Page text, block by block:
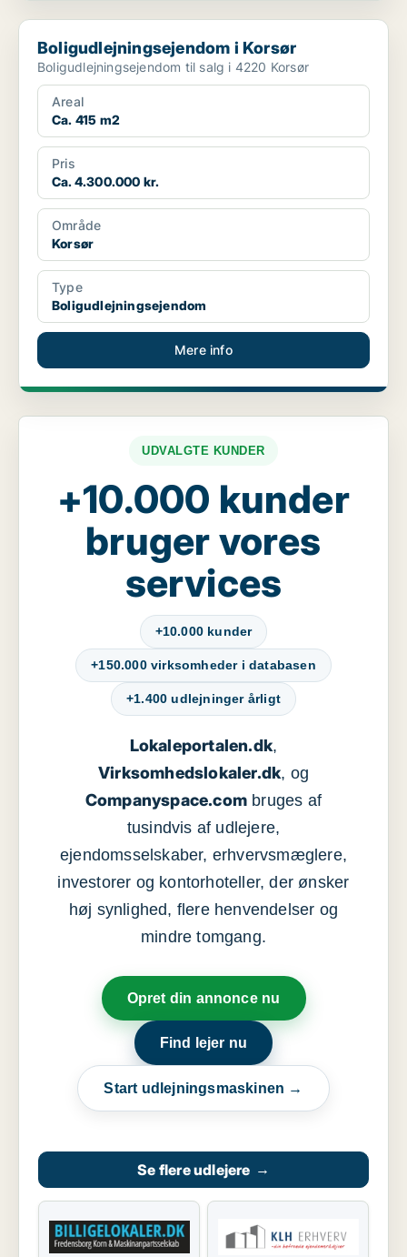
Boligudlejningsejendom i Korsør
Boligudlejningsejendom i Korsør
Boligudlejningsejendom til salg i 4220 Korsør
Areal
Ca. 415 m2
Pris
Ca. 4.300.000 kr.
Område
Korsør
Type
Boligudlejningsejendom
Mere info
UDVALGTE KUNDER
+10.000 kunder
bruger vores
services
+10.000 kunder
+150.000 virksomheder i databasen
+1.400 udlejninger årligt
Lokaleportalen.dk,
Virksomhedslokaler.dk, og
Companyspace.com bruges af
tusindvis af udlejere,
ejendomsselskaber, erhvervsmæglere,
investorer og kontorhoteller, der ønsker
høj synlighed, flere henvendelser og
mindre tomgang.
Opret din annonce nu
Find lejer nu
Start udlejningsmaskinen →
Se flere udlejere →